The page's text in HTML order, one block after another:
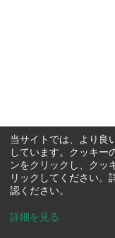
当サイトでは、より良
しています。クッキー
ンをクリックし、クッ
リックしてください。
認ください。
詳細を見る ...